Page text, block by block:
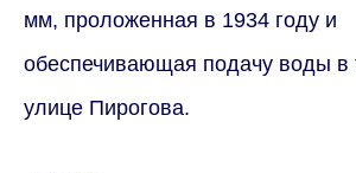
мм, проложенная в 1934 году и
обеспечивающая подачу воды в
улице Пирогова.